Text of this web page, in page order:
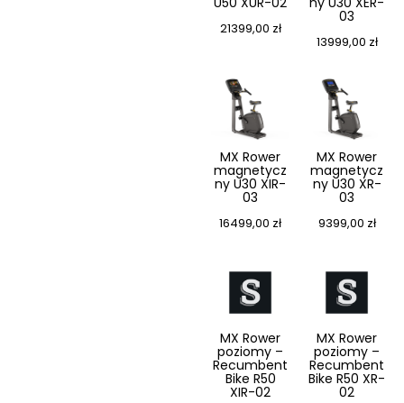
21399,00 zł
03
13999,00 zł
MX Rower
magnetycz
ny U30 XIR-
03
16499,00 zł
MX Rower
magnetycz
ny U30 XR-
03
9399,00 zł
MX Rower
poziomy –
Recumbent
Bike R50
XIR-02
MX Rower
poziomy –
Recumbent
Bike R50 XR-
02